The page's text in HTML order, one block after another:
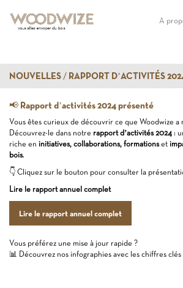
A
NOUVELLES RAPPORT D’ACTIVITÉS
📢 Rapport d’activités 2024 présenté
Vous êtes curieux de découvrir ce que Woodwize a
Découvrez-le dans notre rapport d’activités 2024 :
riche en initiatives, collaborations, formationset
bois.
👇 Cliquez sur le bouton pour consulter la
Lire le rapport annuel complet
Lire le rapport annuel complet
Vous préférez une mise à jour rapide ?
📊 Découvrez nos infographies avec les chiffres